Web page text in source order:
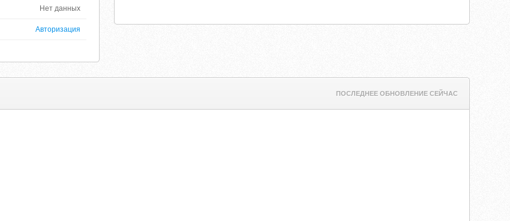
Нет данных
Авторизация
ПОСЛЕДНЕЕ ОБНОВЛЕНИЕ СЕЙЧАС